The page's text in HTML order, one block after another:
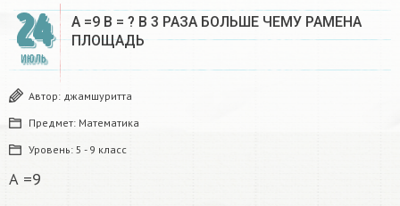
24
ИЮЛЬ
А =9 В = ? В 3 РАЗА БОЛЬШЕ ЧЕМУ РАМЕНА
ПЛОЩАДЬ
Автор: джамшуритта
Предмет: Математика
Уровень: 5 - 9 класс
А =9